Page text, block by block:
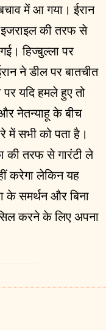
में आ गया। ईरान
इजराइल की तरफ से
हिज्बुल्ला पर
ने डील पर बातचीत
यदि हमले हुए तो
नेतन्याहू के बीच
में सभी को पता है।
की तरफ से गारंटी ले
करेगा लेकिन यह
के समर्थन और बिना
करने के लिए अपना